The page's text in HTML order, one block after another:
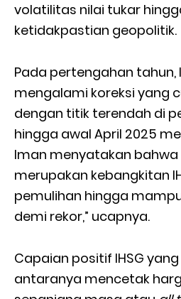
volatilitas nilai tukar
ketidakpastian geopolitik.
Pada pertengahan tahun,
mengalami koreksi yang
dengan titik terendah di
hingga awal April 2025
Iman menyatakan bahwa
merupakan kebangkitan
pemulihan hingga
demi rekor,” ucapnya.
Capaian positif IHSG
antaranya mencetak